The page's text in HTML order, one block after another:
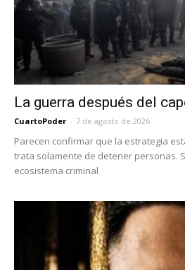
La guerra después del
CuartoPoder - 7 de agosto de 2026
Parecen confirmar que la estrategia
trata solamente de detener personas.
ecosistema criminal